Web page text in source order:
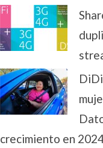
crecimiento en